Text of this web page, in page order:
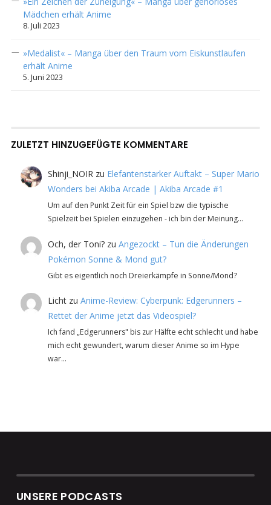
Mädchen erhält Anime
8. Juli 2023
»Medalist« – Manga über den Traum vom Eiskunstlaufen
erhält Anime
5. Juni 2023
ZULETZT HINZUGEFÜGTE KOMMENTARE
Shinji_NOIR zu Elefantenstarker Auftakt – Super Mario
Wonders bei Akiba Arcade | Akiba Arcade #1
Um auf den Punkt Zeit für ein Spiel bzw die typische
Spielzeit bei Spielen einzugehen - ich bin der Meinung…
Och, der Toni? zuAngezockt – Tun die Änderungen
Pokémon Sonne & Mond gut?
Gibt es eigentlich noch Dreierkämpfe in Sonne/Mond?
Licht zuAnime-Review: Cyberpunk: Edgerunners –
Rettet der Anime jetzt das Videospiel?
Ich fand „Edgerunners" bis zur Hälfte echt schlecht und habe
mich echt gewundert, warum dieser Anime so im Hype
war…
UNSERE PODCASTS